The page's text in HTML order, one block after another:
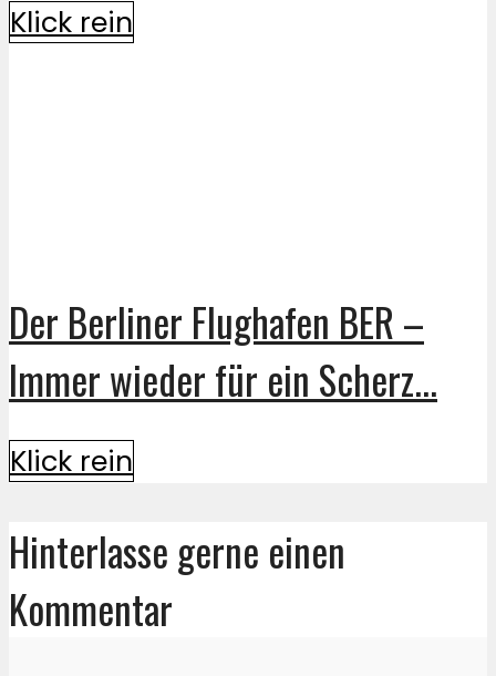
Klick rein
Der Berliner Flughafen BER –
Immer wieder für ein Scherz...
Klick rein
Hinterlasse gerne einen
Kommentar